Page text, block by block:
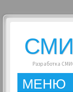
Разработка
МЕНЮ